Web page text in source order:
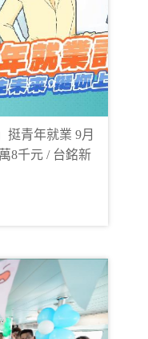
挺青年就業 9月
8千元 / 台銘新